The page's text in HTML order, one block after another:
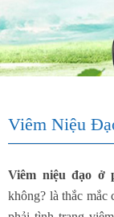
Viêm Niệu
Viêm niệu đạo ở
không? là thắc mắc